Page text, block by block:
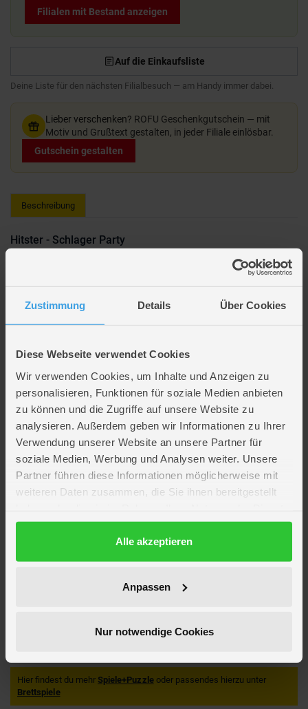
Zustimmung Details Über Cookies
Diese Webseite verwendet Cookies
Wir verwenden Cookies, um Inhalte und Anzeigen zu
personalisieren, Funktionen für soziale Medien anbieten
zu können und die Zugriffe auf unsere Website zu
analysieren. Außerdem geben wir Informationen zu Ihrer
Verwendung unserer Website an unsere Partner für
soziale Medien, Werbung und Analysen weiter. Unsere
Partner führen diese Informationen möglicherweise mit
weiteren Daten zusammen, die Sie ihnen bereitgestellt
gesammelt haben.
DatenschutzerklärungAlle akzeptieren
Anpassen
Nur notwendige Cookies
Filialen mit Bestand anzeigen
Auf die Einkaufsliste
Deine Liste für den nächsten Filialbesuch — am Handy immer dabei.
Lieber verschenken? ROFU Geschenkgutschein — mit
Motiv und Grußtext gestalten, in jeder Filiale einlösbar.
Gutschein gestalten
Beschreibung
Hitster - Schlager Party
Die Party geht weiter mit „HITSTER – Schlager-Party“! Das beste
chronologisch richtigen Reihenfolge auf euren Musik-Zeitstrahl und lasst
Spieleabend an. Und mit unserenFamilienspielen
auf deinem Tisch.
Lieferumfang: 1 x Hitster - Schlager Party
Altersempfehlung: Ab 16 Jahren
Artikelmerkmale
Altersempfehlung
ab 16 Jahre
Höhe ca. 7,8 cm
Marke
Jumbo
Artikelnummer des Herstellers
19955
Nicht geeignet für Kinder unter 3 Jahren. Verschluckbare
Hier findest du mehr Spiele+Puzzleoder passendes hierzu unter
Brettspiele